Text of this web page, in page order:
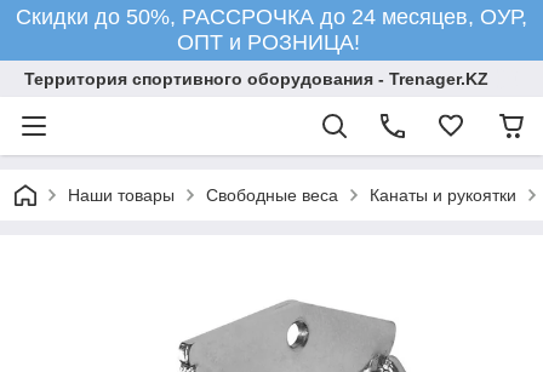
Скидки до 50%, РАССРОЧКА до 24 месяцев, ОУР,
ОПТ и РОЗНИЦА!
Территория спортивного оборудования - Trenager.KZ
Наши товары Свободные веса Канаты и рукоятки